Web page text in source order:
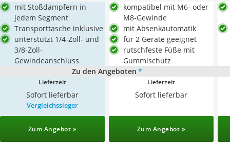
mit Stoßdämpfern in
jedem Segment
Transporttasche inklusive
unterstützt 1/4-Zoll- und
3/8-Zoll-
Gewindeanschluss
kompatibel mit M6- oder
M8-Gewinde
mit Absenkautomatik
für 2 Geräte geeignet
rutschfeste Füße mit
Gummischutz
Zu den Angeboten *
Lieferzeit
Sofort lieferbar
Lieferzeit
Sofort lieferbar
Vergleichssieger
Zum Angebot » Zum Angebot »